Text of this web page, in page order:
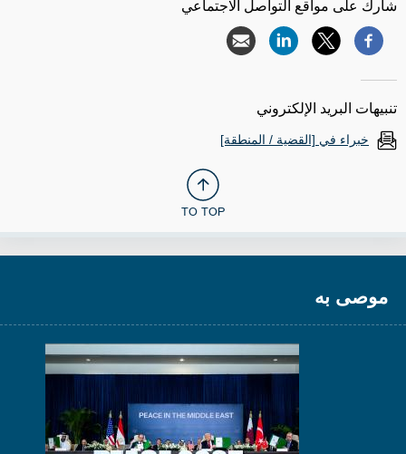
شارك على مواقع التواصل الاجتماعي
تنبيهات البريد الإلكتروني
خبراء في [القضية / المنطقة]
TO TOP
موصى به